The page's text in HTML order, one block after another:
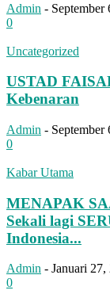
Admin - September
0
Uncategorized
USTAD
Kebenaran
Admin - September
0
Kabar Utama
MENAPAK
Sekali lagi
Indonesia...
Admin - Januari 27,
0